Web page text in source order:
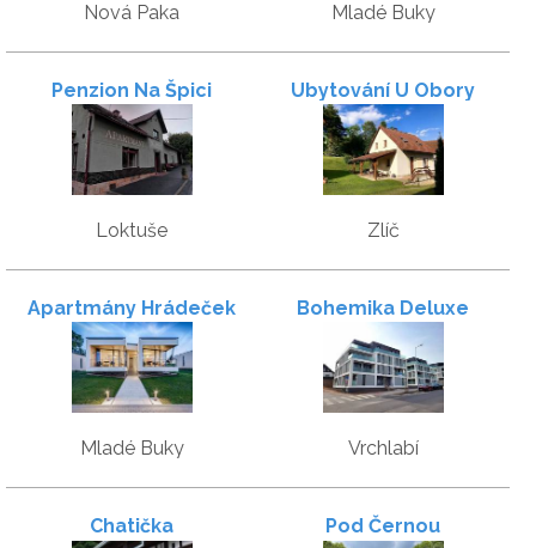
Nová Paka Mladé Buky
Penzion Na Špici
Loktuše
Ubytování U Obory
Zlíč
Apartmány Hrádeček
Mladé Buky
Bohemika Deluxe
Vrchlabí
Chatička Pod Černou